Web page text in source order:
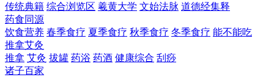
传统典籍 综合浏览区 羲黄大学 文始法脉 道德经集释
药食同源
饮食营养 春季食疗 夏季食疗 秋季食疗 冬季食疗 能不能吃
推拿艾灸
推拿 艾灸 拔罐 药浴 药酒 健康综合 刮痧
诸子百家